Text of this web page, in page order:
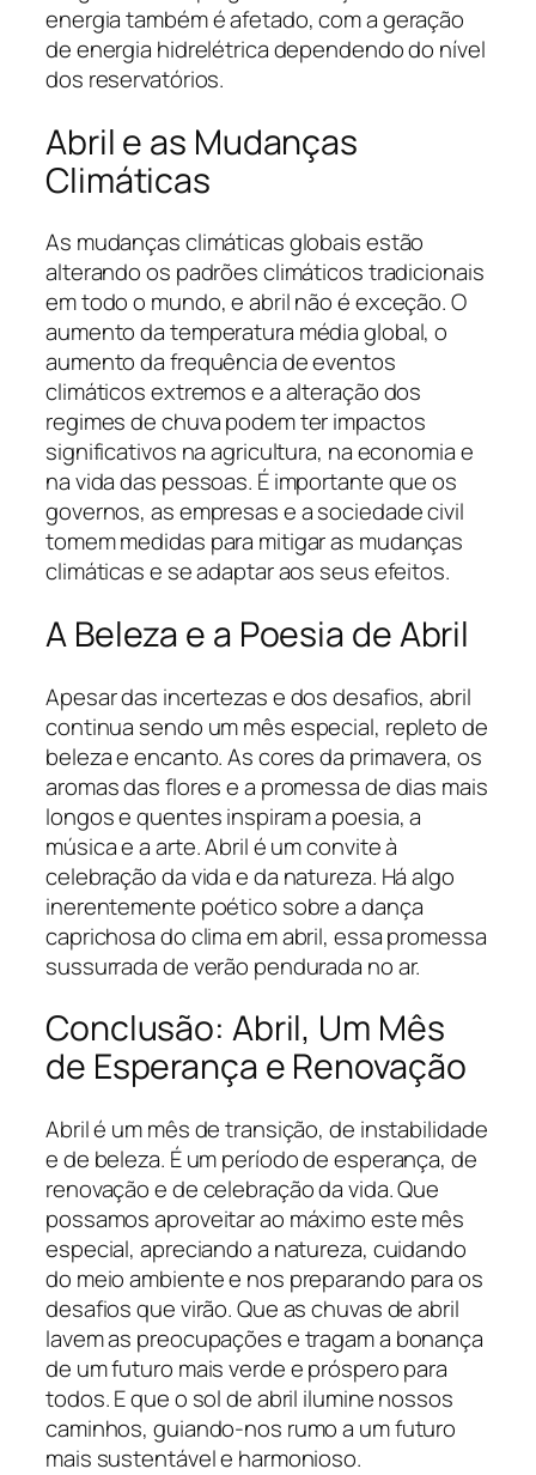
energia também é afetado, com a geração
de energia hidrelétrica dependendo do nível
dos reservatórios.
Abril e as Mudanças
Climáticas
As mudanças climáticas globais estão
alterando os padrões climáticos tradicionais
em todo o mundo, e abril não é exceção. O
aumento da temperatura média global, o
aumento da frequência de eventos
climáticos extremos e a alteração dos
regimes de chuva podem ter impactos
significativos na agricultura, na economia e
na vida das pessoas. É importante que os
governos, as empresas e a sociedade civil
tomem medidas para mitigar as mudanças
climáticas e se adaptar aos seus efeitos.
A Beleza e a Poesia de Abril
Apesar das incertezas e dos desafios, abril
continua sendo um mês especial, repleto de
beleza e encanto. As cores da primavera, os
aromas das flores e a promessa de dias mais
longos e quentes inspiram a poesia, a
música e a arte. Abril é um convite à
celebração da vida e da natureza. Há algo
inerentemente poético sobre a dança
caprichosa do clima em abril, essa promessa
sussurrada de verão pendurada no ar.
Conclusão: Abril, Um Mês
de Esperança e Renovação
Abril é um mês de transição, de instabilidade
e de beleza. É um período de esperança, de
renovação e de celebração da vida. Que
possamos aproveitar ao máximo este mês
especial, apreciando a natureza, cuidando
do meio ambiente e nos preparando para os
desafios que virão. Que as chuvas de abril
lavem as preocupações e tragam a bonança
de um futuro mais verde e próspero para
todos. E que o sol de abril ilumine nossos
caminhos, guiando-nos rumo a um futuro
mais sustentável e harmonioso.